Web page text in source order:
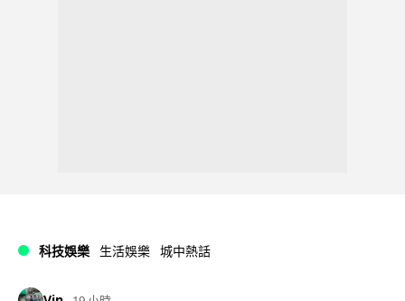
科技娛樂 生活娛樂 城中熱話